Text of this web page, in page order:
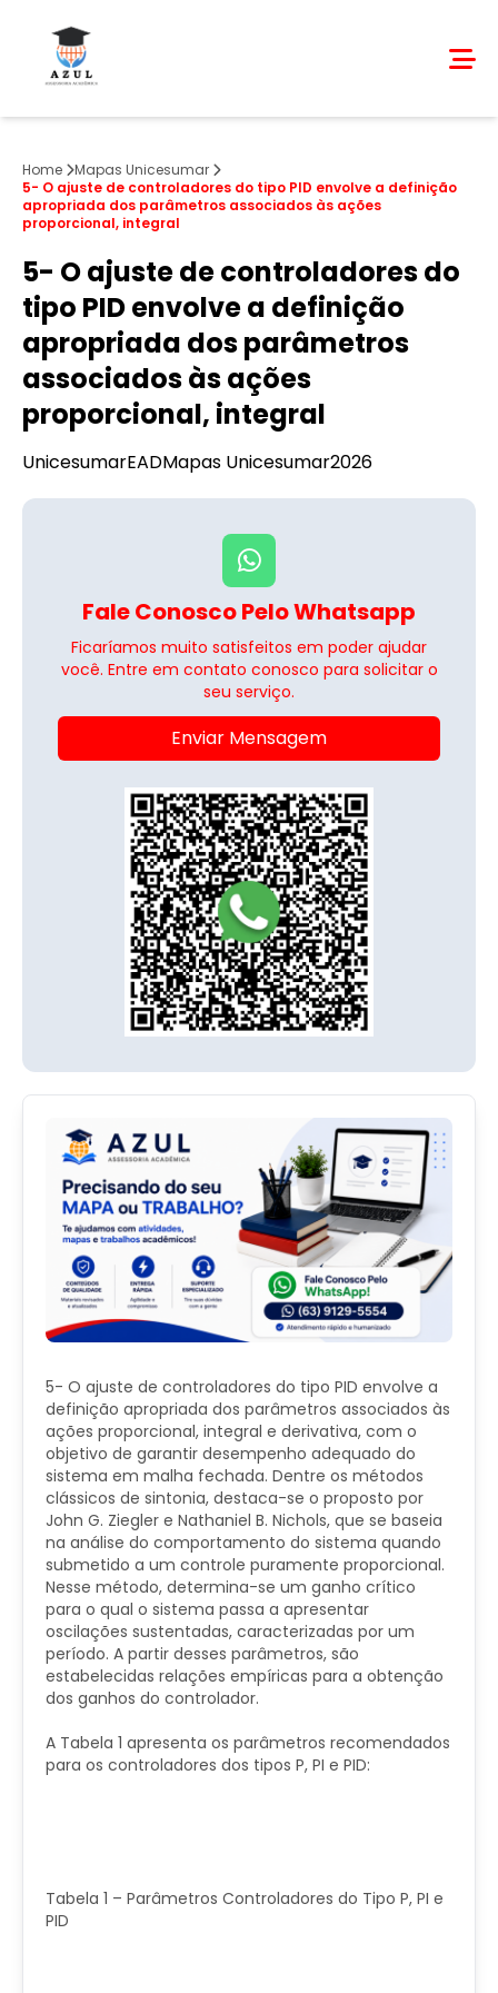
Home
Mapas Unicesumar
5- O ajuste de controladores do tipo PID envolve a definição
apropriada dos parâmetros associados às ações
proporcional, integral
5- O ajuste de controladores do
tipo PID envolve a definição
apropriada dos parâmetros
associados às ações
proporcional, integral
UnicesumarEADMapas Unicesumar2026
Fale Conosco Pelo Whatsapp
Ficaríamos muito satisfeitos em poder ajudar
você. Entre em contato conosco para solicitar o
seu serviço.
Enviar Mensagem
5- O ajuste de controladores do tipo PID envolve a
definição apropriada dos parâmetros associados às
ações proporcional, integral e derivativa, com o
objetivo de garantir desempenho adequado do
sistema em malha fechada. Dentre os métodos
clássicos de sintonia, destaca-se o proposto por
John G. Ziegler e Nathaniel B. Nichols, que se baseia
na análise do comportamento do sistema quando
submetido a um controle puramente proporcional.
Nesse método, determina-se um ganho crítico
para o qual o sistema passa a apresentar
oscilações sustentadas, caracterizadas por um
período. A partir desses parâmetros, são
estabelecidas relações empíricas para a obtenção
dos ganhos do controlador.
A Tabela 1 apresenta os parâmetros recomendados
para os controladores dos tipos P, PI e PID:
Tabela 1 – Parâmetros Controladores do Tipo P, PI e
PID